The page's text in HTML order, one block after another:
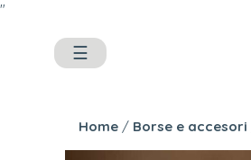
"
☰
Home / Borse e accesori